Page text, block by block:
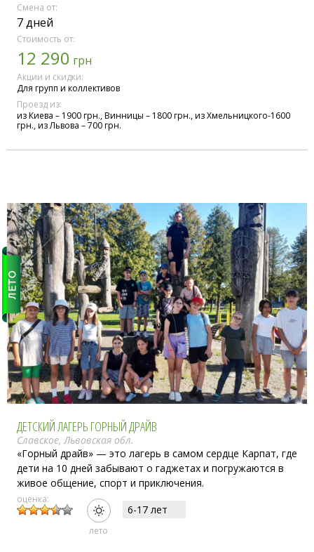
Смена от:
7 дней
Стоимость от:
12 290 грн
Акции и скидки:
Для групп и коллективов
Проезд из:
из Киева – 1900 грн., Винницы – 1800 грн., из Хмельницкого-1600
грн., из Львова – 700 грн.
ДЕТСКИЙ ЛАГЕРЬ ГОРНЫЙ ДРАЙВ
Славское, Львовская обл.
«Горный драйв» — это лагерь в самом сердце Карпат, где
дети на 10 дней забывают о гаджетах и ​​погружаются в
живое общение, спорт и приключения.
оценка:
лето
6-17 лет